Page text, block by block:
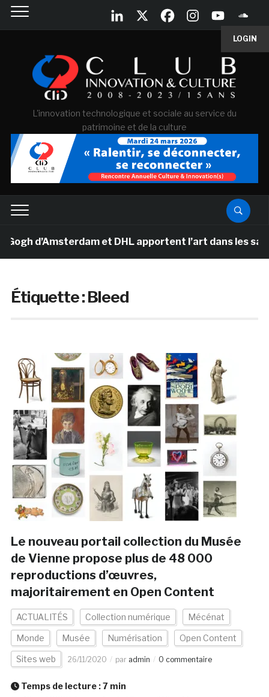
LOGIN
L'innovation technologique et sociale au service du
patrimoine et de la culture
d’Amsterdam et DHL apportent l’art dans les salles
Étiquette :Bleed
Le nouveau portail collection du Musée
de Vienne propose plus de 48 000
reproductions d’œuvres,
majoritairement en Open Content
ACTUALITÉS Collection numérique Mécénat
Monde Musée Numérisation Open Content
Sites web 26/11/2020 par admin 0 commentaire
Temps de lecture :7 min